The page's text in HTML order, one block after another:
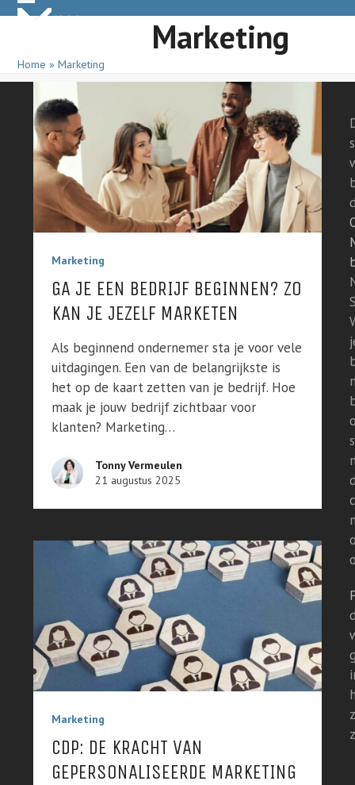
SkipOpen
menu
Close
menu
Marketing
Home »Marketing
Marketing
GA JE EEN BEDRIJF BEGINNEN? ZO
KAN JE JEZELF MARKETEN
Als beginnend ondernemer sta je voor vele
uitdagingen. Een van de belangrijkste is
het op de kaart zetten van je bedrijf. Hoe
maak je jouw bedrijf zichtbaar voor
klanten? Marketing…
Tonny Vermeulen
21 augustus 2025
Marketing
CDP: DE KRACHT VAN
GEPERSONALISEERDE MARKETING